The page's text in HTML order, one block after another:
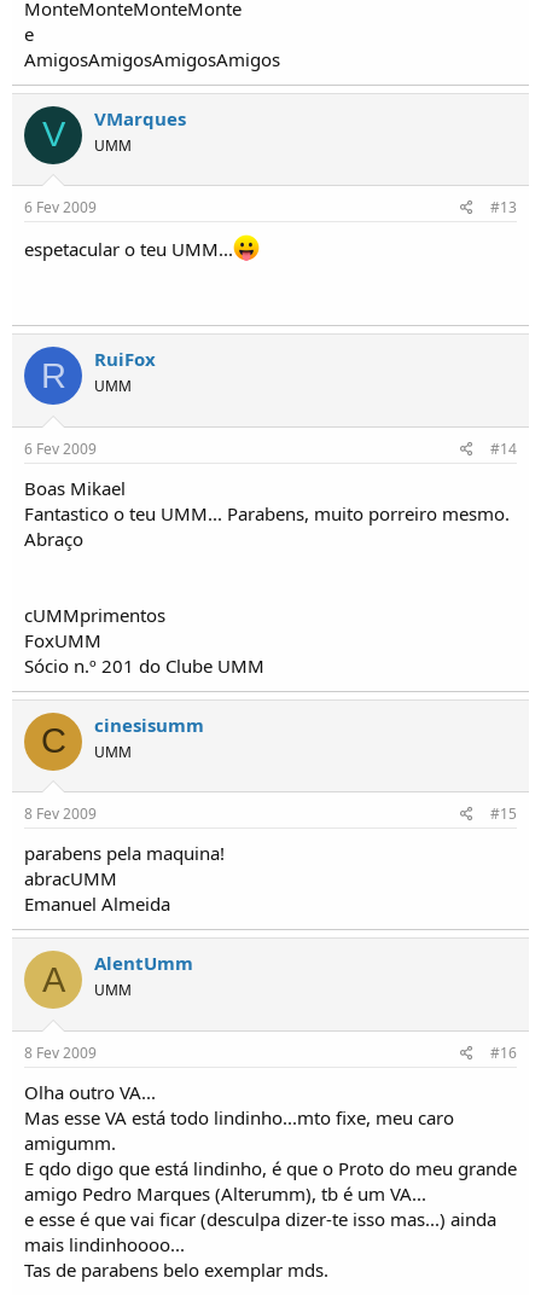
MonteMonteMonteMonte
e
AmigosAmigosAmigosAmigos
V VMarques
UMM
6 Fev 2009 #13
espetacular o teu UMM...
R RuiFox
UMM
6 Fev 2009 #14
Boas Mikael
Fantastico o teu UMM... Parabens, muito porreiro mesmo.
Abraço
cUMMprimentos
FoxUMM
Sócio n.º 201 do Clube UMM
C cinesisumm
UMM
8 Fev 2009 #15
parabens pela maquina!
abracUMM
Emanuel Almeida
A AlentUmm
UMM
8 Fev 2009 #16
Olha outro VA...
Mas esse VA está todo lindinho...mto fixe, meu caro
amigumm.
E qdo digo que está lindinho, é que o Proto do meu grande
amigo Pedro Marques (Alterumm), tb é um VA...
e esse é que vai ficar (desculpa dizer-te isso mas...) ainda
mais lindinhoooo...
Tas de parabens belo exemplar mds.